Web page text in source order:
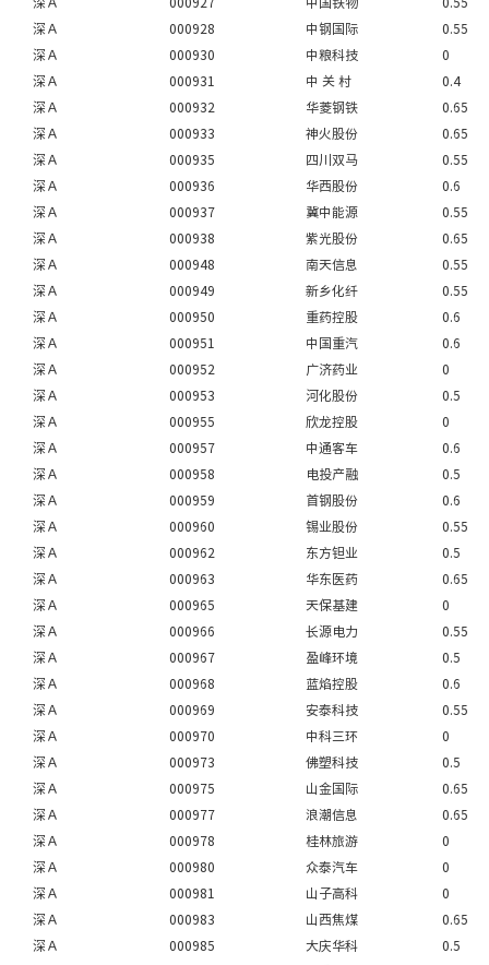
深Ａ
000928 中钢国际
0.55
深Ａ
000930 中粮科技
0
深Ａ
000931 中 关 村
0.4
深Ａ
000932 华菱钢铁
0.65
深Ａ
000933 神火股份
0.65
深Ａ
000935 四川双马
0.55
深Ａ
000936 华西股份
0.6
深Ａ
000937 冀中能源
0.55
深Ａ
000938 紫光股份
0.65
深Ａ
000948 南天信息
0.55
深Ａ
000949 新乡化纤
0.55
深Ａ
000950 重药控股
0.6
深Ａ
000951 中国重汽
0.6
深Ａ
000952 广济药业
0
深Ａ
000953 河化股份
0.5
深Ａ
000955 欣龙控股
0
深Ａ
000957 中通客车
0.6
深Ａ
000958 电投产融
0.5
深Ａ
000959 首钢股份
0.6
深Ａ
000960 锡业股份
0.55
深Ａ
000962 东方钽业
0.5
深Ａ
000963 华东医药
0.65
深Ａ
000965 天保基建
0
深Ａ
000966 长源电力
0.55
深Ａ
000967 盈峰环境
0.5
深Ａ
000968 蓝焰控股
0.6
深Ａ
000969 安泰科技
0.55
深Ａ
000970 中科三环
0
深Ａ
000973 佛塑科技
0.5
深Ａ
000975 山金国际
0.65
深Ａ
000977 浪潮信息
0.65
深Ａ
000978 桂林旅游
0
深Ａ
000980 众泰汽车
0
深Ａ
000981 山子高科
0
深Ａ
000983 山西焦煤
0.65
深Ａ
000985 大庆华科
0.5